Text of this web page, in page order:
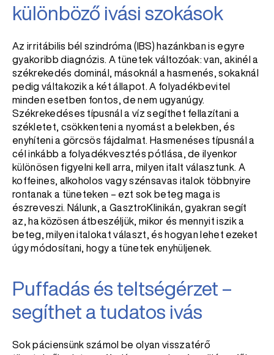
különböző ivási szokások
Az irritábilis bél szindróma (IBS) hazánkban is egyre
gyakoribb diagnózis. A tünetek változóak: van, akinél a
székrekedés dominál, másoknál a hasmenés, sokaknál
pedig váltakozik a két állapot. A folyadékbevitel
minden esetben fontos, de nem ugyanúgy.
Székrekedéses típusnál a víz segíthet fellazítani a
székletet, csökkenteni a nyomást a belekben, és
enyhíteni a görcsös fájdalmat. Hasmenéses típusnál a
cél inkább a folyadékvesztés pótlása, de ilyenkor
különösen figyelni kell arra, milyen italt választunk. A
koffeines, alkoholos vagy szénsavas italok többnyire
rontanak a tüneteken – ezt sok beteg maga is
észreveszi. Nálunk, a GasztroKlinikán, gyakran segít
az, ha közösen átbeszéljük, mikor és mennyit iszik a
beteg, milyen italokat választ, és hogyan lehet ezeket
úgy módosítani, hogy a tünetek enyhüljenek.
Puffadás és teltségérzet –
segíthet a tudatos ivás
Sok páciensünk számol be olyan visszatérő